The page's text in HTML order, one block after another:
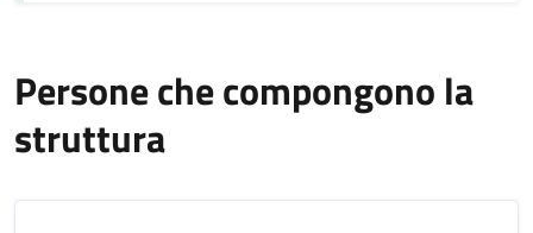
Persone che compongono la
struttura